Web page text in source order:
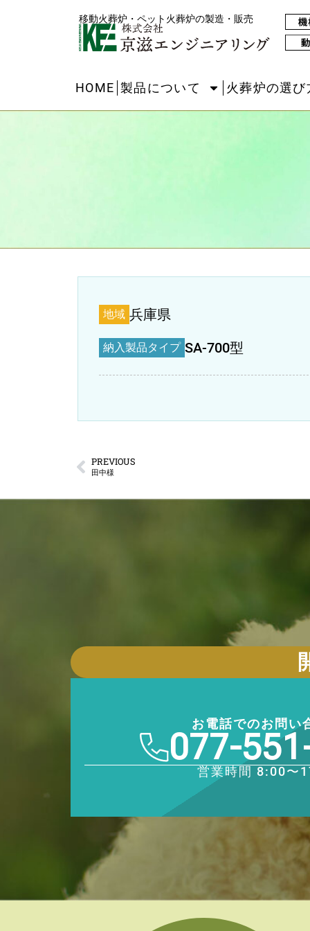
移動火葬炉・ペット火葬炉の製造・販売
HOME 製品について 火葬炉の選び
地域 兵庫県
納入製品タイプ SA-700型
PREVIOUS
田中様
お電話でのお問い
077-
営業時間 8:00〜